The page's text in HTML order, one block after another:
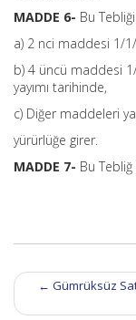
MADDE 6- Bu
a) 2 nci maddesi 1/
b) 4 üncü maddesi
yayımı tarihinde,
c) Diğer maddeleri
yürürlüğe girer.
MADDE 7- Bu
Post
navigation
← Gümrüksüz